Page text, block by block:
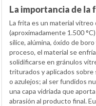
La importancia de la
La frita es un material
(aproximadamente 1.500
sílice, alúmina, óxido de
proceso, el material se
solidificarse en gránulos
triturados y aplicados sobre
o azulejos; al ser fundidos
una capa vidriada que
abrasión al producto final.